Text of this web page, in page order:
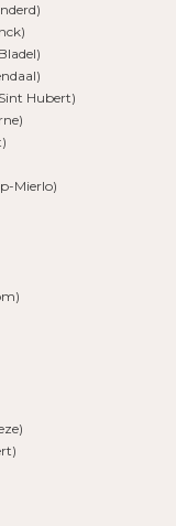
Hubert)
Mierlo)